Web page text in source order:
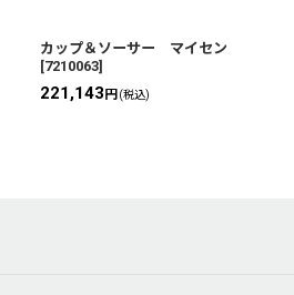
カップ＆ソーサー マイセン
[7210063]
221,143円(税込)